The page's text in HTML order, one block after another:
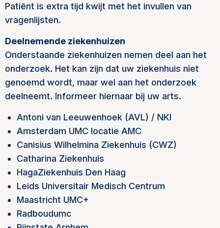
Patiënt is extra tijd kwijt met het invullen van
vragenlijsten.
Deelnemende ziekenhuizen
Onderstaande ziekenhuizen nemen deel aan het
onderzoek. Het kan zijn dat uw ziekenhuis niet
genoemd wordt, maar wel aan het onderzoek
deelneemt. Informeer hiernaar bij uw arts.
Antoni van Leeuwenhoek (AVL) / NKI
Amsterdam UMC locatie AMC
Canisius Wilhelmina Ziekenhuis (CWZ)
Catharina Ziekenhuis
HagaZiekenhuis Den Haag
Leids Universitair Medisch Centrum
Maastricht UMC+
Radboudumc